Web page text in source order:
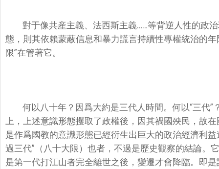
對于像共産主義、法西斯主義……等背逆人性的政
態，則其依賴蒙蔽信息和暴力謊言持續性專權統治的
限”在管著它。
何以八十年？因爲大約是三代人時間。何以“三代
上，上述意識形態攫取了政權後，因其禍國殃民，故
是作爲國教的意識形態已經衍生出巨大的政治經濟利
過三代”（八十大限）也者，不過是歷史觀察的結論。
是第一代打江山者完全離世之後，變遷才會降臨。即